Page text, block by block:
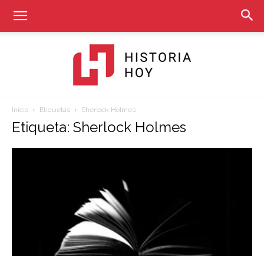
Historia
Inicio Etiquetas Sherlock Holmes
Etiqueta: Sherlock Holmes